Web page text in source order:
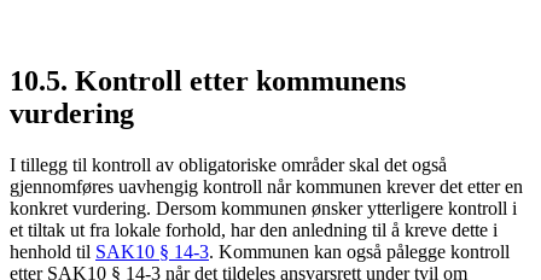
10.5. Kontroll etter kommunens
vurdering
I tillegg til kontroll av obligatoriske områder skal det også
gjennomføres uavhengig kontroll når kommunen krever det etter en
konkret vurdering. Dersom kommunen ønsker ytterligere kontroll i
et tiltak ut fra lokale forhold, har den anledning til å kreve dette i
henhold til SAK10 § 14-3. Kommunen kan også pålegge kontroll
etter SAK10 § 14-3 når det tildeles ansvarsrett under tvil om